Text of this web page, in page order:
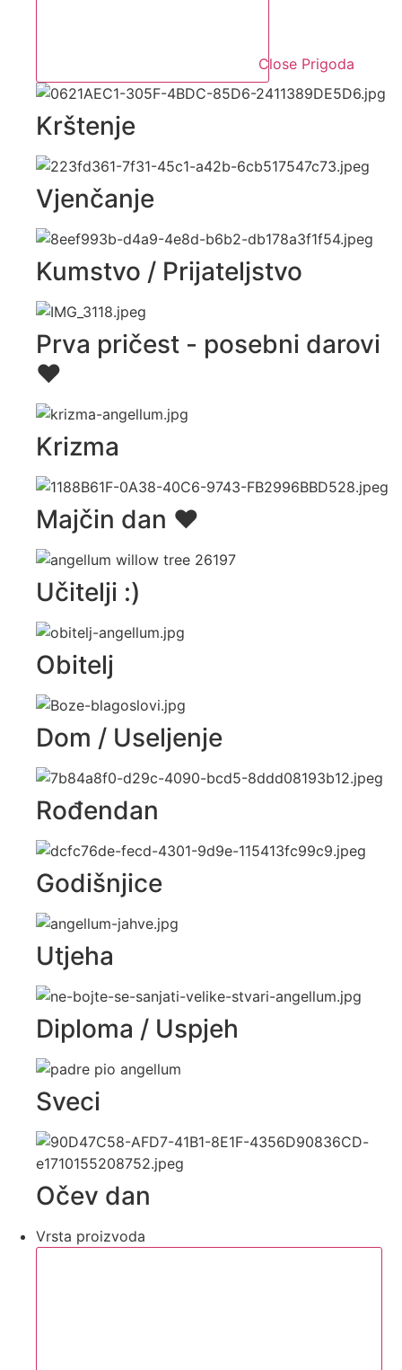
Close Prigoda
Krštenje
Vjenčanje
Kumstvo / Prijateljstvo
Prva pričest - posebni darovi
♥️
Krizma
Majčin dan ♥️
Učitelji :)
Obitelj
Dom / Useljenje
Rođendan
Godišnjice
Utjeha
Diploma / Uspjeh
Sveci
Očev dan
Vrsta proizvoda